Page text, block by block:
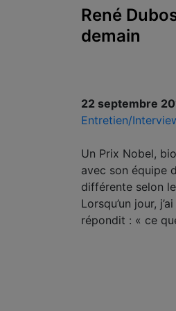
René
demain
22 septembre
Entretien/
Un Prix Nobel,
avec son équipe
différente selon
Lorsqu’un jour,
répondit : « ce